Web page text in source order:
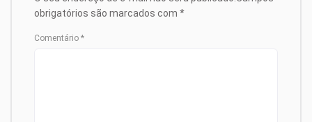
obrigatórios são marcados com *
Comentário *